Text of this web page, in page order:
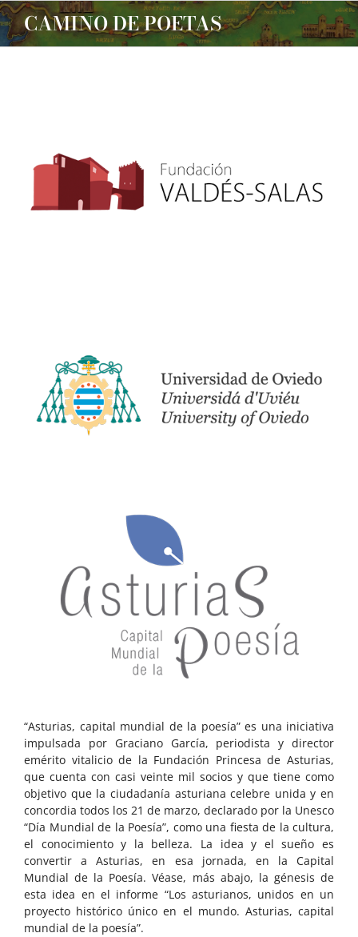
Saltar
al
contenido
CAMINO DE POETAS
“Asturias, capital mundial de la poesía” es una iniciativa
impulsada por Graciano García, periodista y director
emérito vitalicio de la Fundación Princesa de Asturias,
que cuenta con casi veinte mil socios y que tiene como
objetivo que la ciudadanía asturiana celebre unida y en
concordia todos los 21 de marzo, declarado por la Unesco
“Día Mundial de la Poesía”, como una fiesta de la cultura,
el conocimiento y la belleza. La idea y el sueño es
convertir a Asturias, en esa jornada, en la Capital
Mundial de la Poesía. Véase, más abajo, la génesis de
esta idea en el informe “Los asturianos, unidos en un
proyecto histórico único en el mundo. Asturias, capital
mundial de la poesía”.